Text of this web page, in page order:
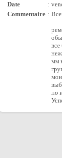
Date
:
Commentaire :
мм
но